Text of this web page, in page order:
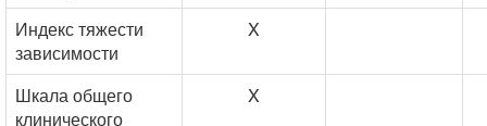
Индекс тяжести
зависимости
X
Шкала общего
клинического
X